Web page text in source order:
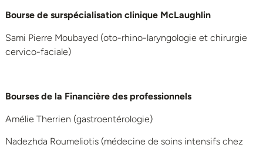
Bourse de surspécialisation clinique McLaughlin
Sami Pierre Moubayed (oto-rhino-laryngologie et chirurgie
cervico-faciale)
Bourses de la Financière des professionnels
Amélie Therrien (gastroentérologie)
Nadezhda Roumeliotis (médecine de soins intensifs chez